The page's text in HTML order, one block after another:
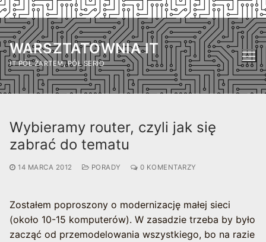
Przejdź
do
treści
WARSZTATOWNIA IT
IT PÓŁ ŻARTEM, PÓŁ SERIO
Wybieramy router, czyli jak się
zabrać do tematu
14 MARCA 2012 PORADY 0 KOMENTARZY
Zostałem poproszony o modernizację małej sieci
(około 10-15 komputerów). W zasadzie trzeba by było
zacząć od przemodelowania wszystkiego, bo na razie